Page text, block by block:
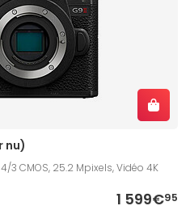
nu)
CMOS, 25.2 Mpixels, Vidéo 4K
1 599€95